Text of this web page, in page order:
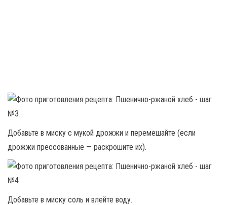
Добавьте в миску с мукой дрожжи и перемешайте (если
дрожжи прессованные — раскрошите их).
Добавьте в миску соль и влейте воду.